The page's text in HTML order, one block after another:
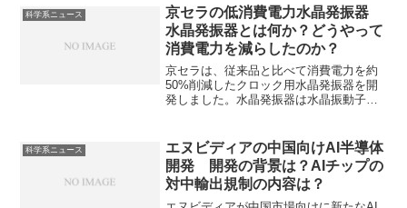
ネルギー100%である電力を利用すること
で、再生可能エネルギー化を達成してい
ます。レジルの業務内容、非化石証書と
は何かを知ることができます。
科学系ニュース
京セラの低消費電力水晶発振器
水晶発振器とは何か？どうやって
消費電力を減らしたのか？
京セラは、従来品と比べて消費電力を約
50%削減したクロック用水晶発振器を開
発しました。水晶発振器は水晶振動子の
す。どのように消費電力を減らしたのか
を知ることができます。
科学系ニュース
エヌビディアの中国向けAI半導体
開発 開発の背景は？AIチップの
対中輸出規制の内容は？